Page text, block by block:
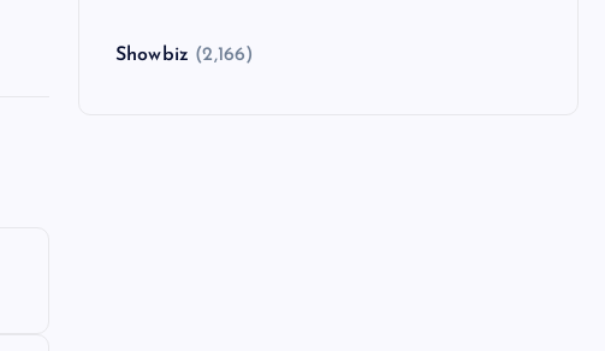
Showbiz (2,166)